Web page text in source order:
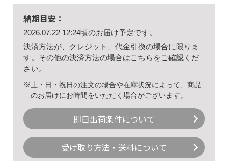
納期目安：
2026.07.22 12:24頃のお届け予定です。
決済方法が、クレジット、代金引換の場合に限りま
す。その他の決済方法の場合はこちら をご確認くだ
さい。
※土・日・祝日の注文の場合や在庫状況によって、商品
のお届けにお時間をいただく場合がございます。
即日出荷条件について
受け取り方法・送料について